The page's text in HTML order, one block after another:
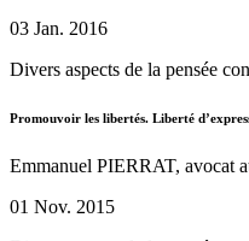
03 Jan. 2016
Divers aspects de la pensée
Promouvoir les libertés. Liberté
Emmanuel PIERRAT, avocat
01 Nov. 2015